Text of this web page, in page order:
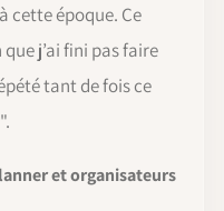
cette époque. Ce
j’ai fini pas faire
tant de fois ce
et organisateurs